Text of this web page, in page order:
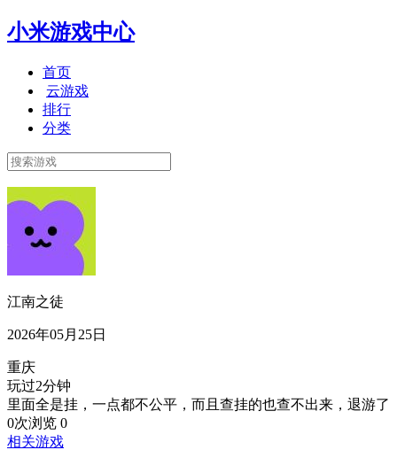
小米游戏中心
首页
云游戏
排行
分类
江南之徒
2026年05月25日
重庆
玩过2分钟
里面全是挂，一点都不公平，而且查挂的也查不出来，退游了
0次浏览 0
相关游戏